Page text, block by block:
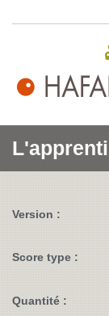
Version :
Score type :
Quantité :